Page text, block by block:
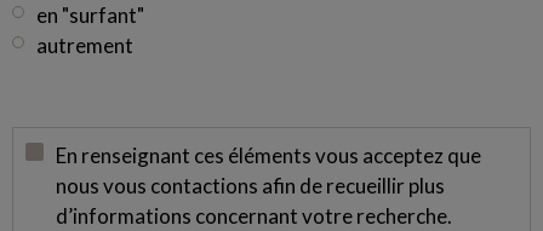
en "surfant"
autrement
En renseignant ces éléments vous acceptez que
nous vous contactions afin de recueillir plus
d’informations concernant votre recherche.